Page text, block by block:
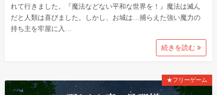
れて行きました。『魔法などない平和な世界を！』魔法は滅ん
だと人類は喜びました。しかし、お城は…捕らえた強い魔力の
持ち主を牢屋に入…
続きを読む
★フリーゲーム